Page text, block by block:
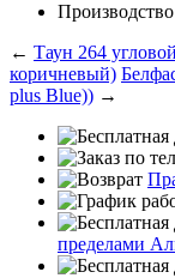
Производство
← Таун 264
коричневый)
plus Blue)) →
пределами